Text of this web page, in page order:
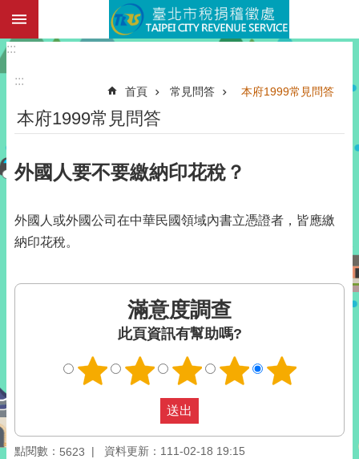
跳到主要內容區塊
:::
:::
首頁 常見問答 本府1999常見問答
本府1999常見問答
外國人要不要繳納印花稅？
外國人或外國公司在中華民國領域內書立憑證者，皆應繳
納印花稅。
滿意度調查
此頁資訊有幫助嗎?
點閱數： 5623
資料更新：111-02-18 19:15